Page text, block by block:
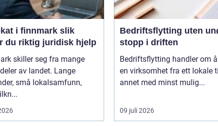
i finnmark slik
du riktig juridisk hjelp
skiller seg fra mange
av landet. Lange
små lokalsamfunn,
Bedriftsflytting uten
stopp i driften
Bedriftsflytting handler om
en virksomhet fra ett lokale
annet med minst mulig...
09 juli 2026